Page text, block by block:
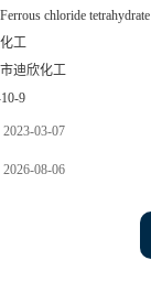
Ferrous chloride tetrahydrate
工
迪欣化工
9
2023-03-07
2026-08-06